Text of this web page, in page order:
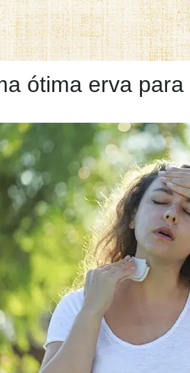
ótima erva